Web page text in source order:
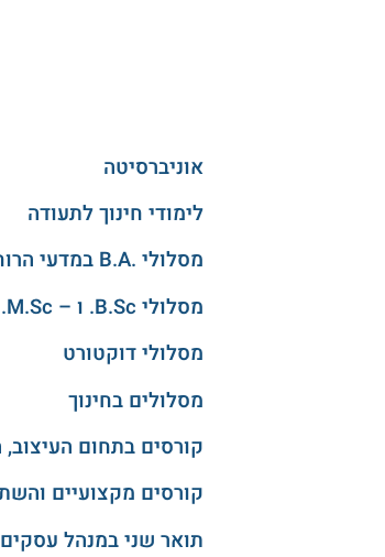
אוניברסיטה
לימודי חינוך לתעודה
מסלולי .B.A במדעי הרוח והאמנויות
מסלולי B.Sc. ו – M.Sc. במדעים
מסלולי דוקטורט
מסלולים בחינוך
קורסים בתחום
קורסים מקצועיים
תואר שני במנהל עסקים